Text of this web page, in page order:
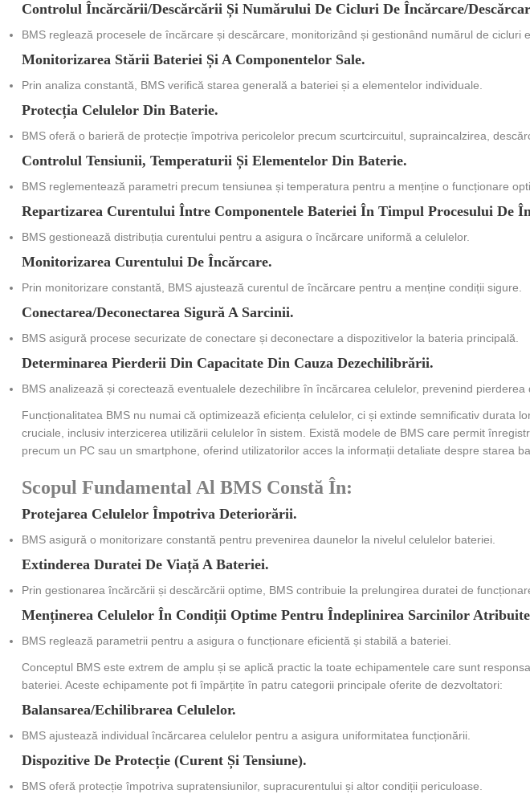
Controlul Încărcării/descărcării Și Numărului De Cicluri De Încărcare/
BMS reglează procesele de încărcare și descărcare, monitorizând și gestionând numărul de cicluri
Monitorizarea Stării Bateriei Și A Componentelor Sale.
Prin analiza constantă, BMS verifică starea generală a bateriei și a elementelor individuale.
Protecția Celulelor Din Baterie.
BMS oferă o barieră de protecție împotriva pericolelor precum scurtcircuitul, supraincalzirea,
Controlul Tensiunii, Temperaturii Și Elementelor Din Baterie.
BMS reglementează parametri precum tensiunea și temperatura pentru a menține o funcționare
Repartizarea Curentului Între Componentele Bateriei În Timpul Procesului De
BMS gestionează distribuția curentului pentru a asigura o încărcare uniformă a celulelor.
Monitorizarea Curentului De Încărcare.
Prin monitorizare constantă, BMS ajustează curentul de încărcare pentru a menține condiții sigure.
Conectarea/deconectarea Sigură A Sarcinii.
BMS asigură procese securizate de conectare și deconectare a dispozitivelor la bateria principală.
Determinarea Pierderii Din Capacitate Din Cauza Dezechilibrării.
BMS analizează și corectează eventualele dezechilibre în încărcarea celulelor, prevenind pierderea
Funcționalitatea BMS nu numai că optimizează eficiența celulelor, ci și extinde semnificativ durata
cruciale, inclusiv interzicerea utilizării celulelor în sistem. Există modele de BMS care permit
precum un PC sau un smartphone, oferind utilizatorilor acces la informații detaliate despre starea
Scopul Fundamental Al BMS Constă În:
Protejarea Celulelor Împotriva Deteriorării.
BMS asigură o monitorizare constantă pentru prevenirea daunelor la nivelul celulelor bateriei.
Extinderea Duratei De Viață A Bateriei.
Prin gestionarea încărcării și descărcării optime, BMS contribuie la prelungirea duratei de
Menținerea Celulelor În Condiții Optime Pentru Îndeplinirea Sarcinilor
BMS reglează parametrii pentru a asigura o funcționare eficientă și stabilă a bateriei.
Conceptul BMS este extrem de amplu și se aplică practic la toate echipamentele care sunt
bateriei. Aceste echipamente pot fi împărțite în patru categorii principale oferite de dezvoltatori:
Balansarea/echilibrarea Celulelor.
BMS ajustează individual încărcarea celulelor pentru a asigura uniformitatea funcționării.
Dispozitive De Protecție (curent Și Tensiune).
BMS oferă protecție împotriva supratensiunilor, supracurentului și altor condiții periculoase.